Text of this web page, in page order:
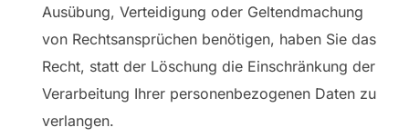
Ausübung, Verteidigung oder Geltendmachung
von Rechtsansprüchen benötigen, haben Sie das
Recht, statt der Löschung die Einschränkung der
Verarbeitung Ihrer personenbezogenen Daten zu
verlangen.